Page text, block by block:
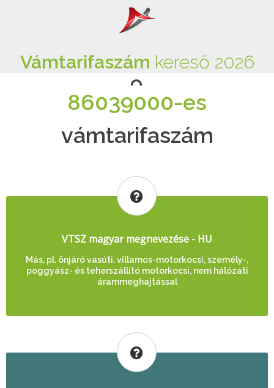
Vámtarifaszám kereső 2026
86039000-es
vámtarifaszám
VTSZ magyar megnevezése - HU
Más, pl. önjáró vasúti, villamos-motorkocsi, személy-,
poggyász- és teherszállító motorkocsi, nem hálózati
árammeghajtással